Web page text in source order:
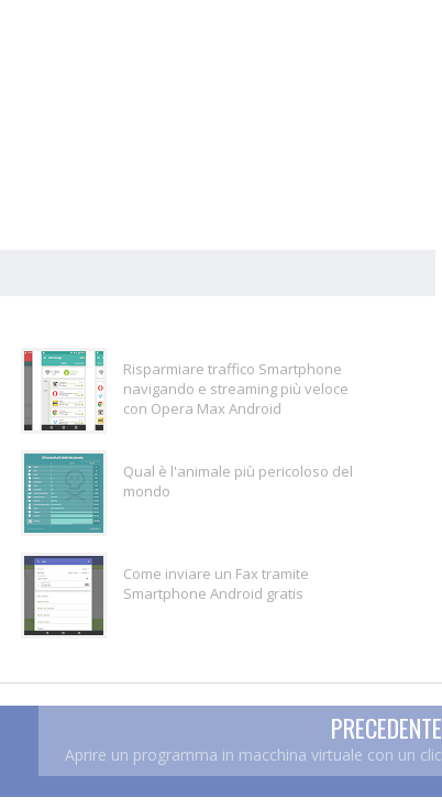
Risparmiare traffico Smartphone
navigando e streaming più veloce
con Opera Max Android
Qual è l'animale più pericoloso del
mondo
Come inviare un Fax tramite
Smartphone Android gratis
PRECEDENTE
Aprire un programma in macchina virtuale con un clic